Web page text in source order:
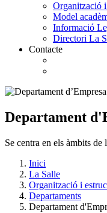
Organització
Model
Informació
Directori La
Contacte
Departament
Se centra en els àmbits
Inici
La Salle
Organització i
Departaments
Departament